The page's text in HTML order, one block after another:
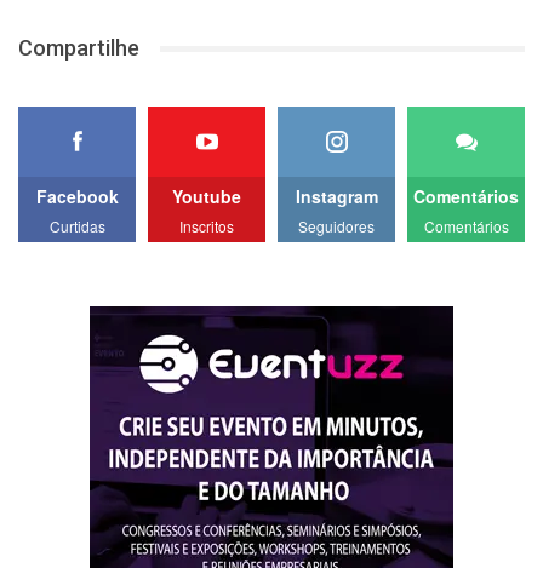
Compartilhe
Facebook
Curtidas
Youtube
Inscritos
Instagram
Seguidores
Comentários
Comentários